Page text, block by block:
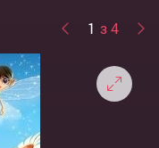
1 з 4